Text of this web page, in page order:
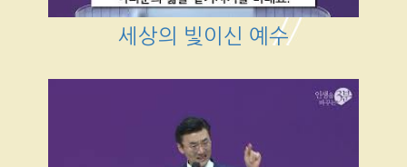
세상의 빛이신 예수